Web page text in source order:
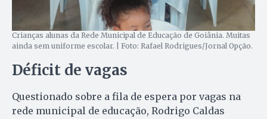
Crianças alunas da Rede Municipal de Educação de Goiânia. Muitas
ainda sem uniforme escolar. | Foto: Rafael Rodrigues/Jornal Opção.
Déficit de vagas
Questionado sobre a fila de espera por vagas na
rede municipal de educação, Rodrigo Caldas